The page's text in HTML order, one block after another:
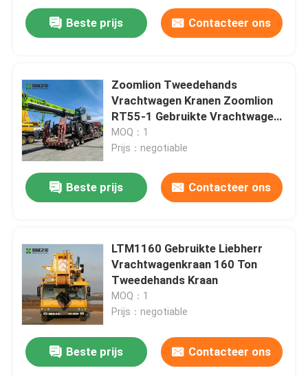
Huis
Producten
Beste prijs Contacteer ons
Zoomlion Tweedehands
Vrachtwagen Kranen Zoomlion
RT55-1 Gebruikte Vrachtwagen
Mobiele Kraan
MOQ：1
Prijs：negotiable
Beste prijs Contacteer ons
LTM1160 Gebruikte Liebherr
Vrachtwagenkraan 160 Ton
Tweedehands Kraan
MOQ：1
Prijs：negotiable
Beste prijs Contacteer ons
Sauer 60211890 Regelbare Klep cp210-1-B-0-e-c-075 van de Afblaasklep Kleine Ingepaste Hydraulische Patroon